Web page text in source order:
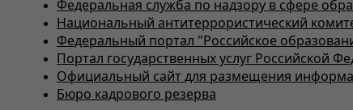
Федеральная служба по надзору в сфере
Национальный антитеррористический
Федеральный портал "Российское
Портал государственных услуг Российской
Официальный сайт для размещения
Бюро кадрового резерва